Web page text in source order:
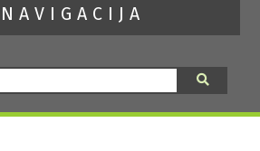
NAVIGACIJA